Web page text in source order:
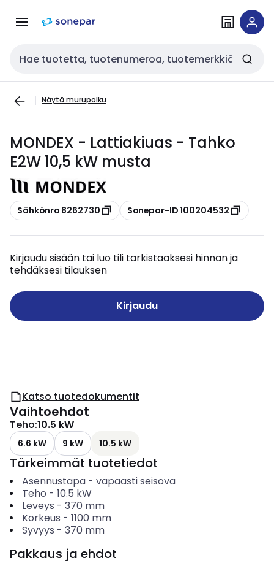
navigointiinsisältöön
Haku
Näytä murupolku
MONDEX - Lattiakiuas - Tahko
E2W 10,5 kW musta
Kopioi
Sähkönro 8262730 Kopioi
Sonepar-ID 100204532
Kirjaudu sisään tai luo tili tarkistaaksesi hinnan ja
tehdäksesi tilauksen
Kirjaudu
Katso tuotedokumentit
Vaihtoehdot
Teho:10.5 kW
6.6 kW 9 kW 10.5 kW
Tärkeimmät tuotetiedot
Asennustapa- vapaasti seisova
Teho - 10.5 kW
Leveys - 370 mm
Korkeus - 1100 mm
Syvyys - 370 mm
Pakkaus ja ehdot